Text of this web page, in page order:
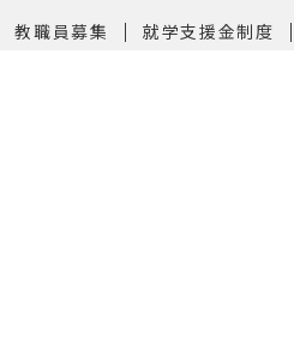
教職員募集 ｜ 就学支援金制度 ｜